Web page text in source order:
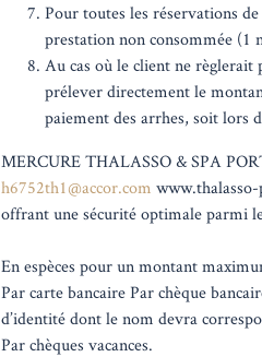
Pour toutes les réservations
prestation non consommée (1
Au cas où le client ne règlerait
prélever directement le
paiement des arrhes, soit lors
MERCURE THALASSO & SPA
h6752th1@accor.com
offrant une sécurité optimale parmi
En espèces pour un montant
Par carte bancaire Par chèque
d’identité dont le nom devra
Par chèques vacances.